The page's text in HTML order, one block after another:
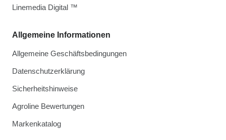
Allgemeine Informationen
Allgemeine Geschäftsbedingungen
Datenschutzerklärung
Sicherheitshinweise
Agroline Bewertungen
Markenkatalog
Linemedia Digital ™